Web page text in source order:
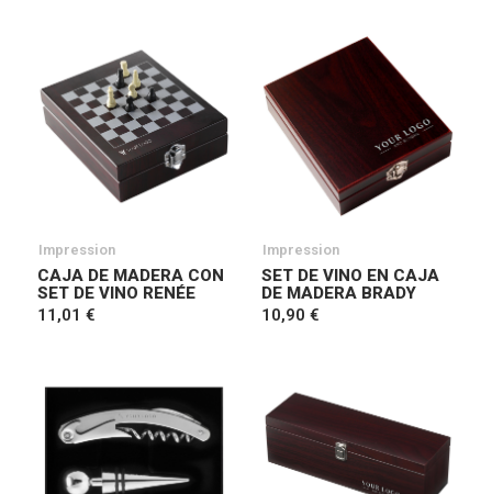
Impression
CAJA DE MADERA CON
SET DE VINO RENÉE
11,01 €
Impression
SET DE VINO EN CAJA
DE MADERA BRADY
10,90 €